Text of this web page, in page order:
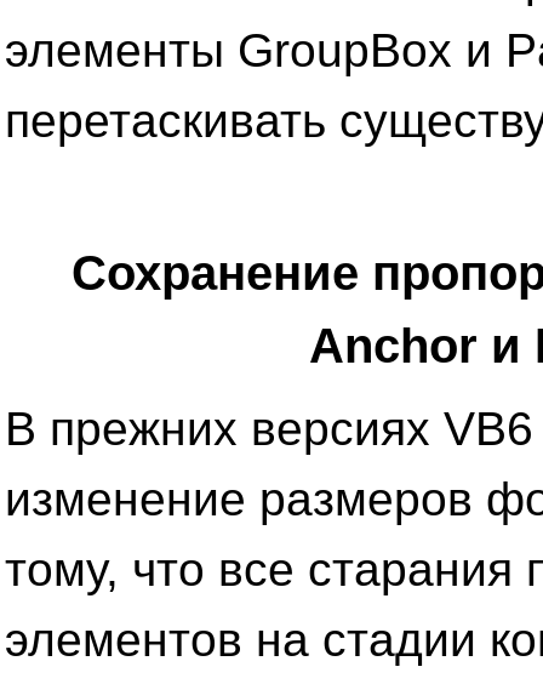
элементы GroupBox и
перетаскивать
Сохранение
Anchor и
В прежних версиях
изменение размеров
тому, что все
элементов на стадии